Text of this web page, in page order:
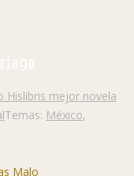
Hislibris mejor novela
Temas: México,